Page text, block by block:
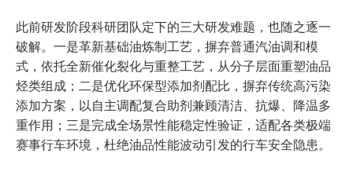
此前研发阶段科研团队定下的三大研发难题，也随之逐一
破解。一是革新基础油炼制工艺，摒弃普通汽油调和模
式，依托全新催化裂化与重整工艺，从分子层面重塑油品
烃类组成；二是优化环保型添加剂配比，摒弃传统高污染
添加方案，以自主调配复合助剂兼顾清洁、抗爆、降温多
重作用；三是完成全场景性能稳定性验证，适配各类极端
赛事行车环境，杜绝油品性能波动引发的行车安全隐患。